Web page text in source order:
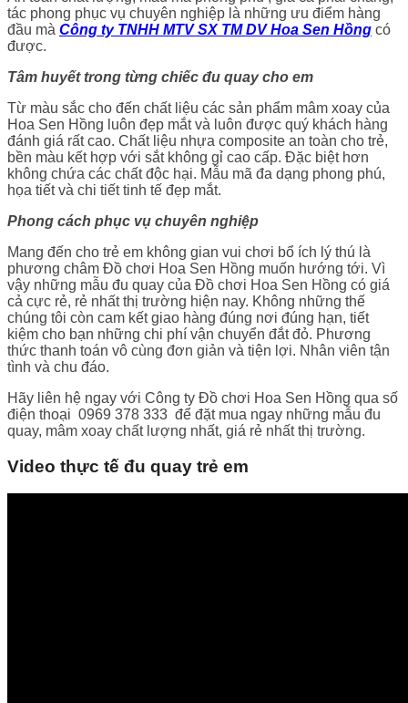
tác phong phục vụ chuyên nghiệp là những ưu điểm hàng
đầu mà Công ty TNHH MTV SX TM DV Hoa Sen Hồng có
được.
Tâm huyết trong từng chiếc đu quay cho em
Từ màu sắc cho đến chất liệu các sản phẩm mâm xoay của
Hoa Sen Hồng luôn đẹp mắt và luôn được quý khách hàng
đánh giá rất cao. Chất liệu nhựa composite an toàn cho trẻ,
bền màu kết hợp với sắt không gỉ cao cấp. Đặc biệt hơn
không chứa các chất độc hại. Mẫu mã đa dạng phong phú,
họa tiết và chi tiết tinh tế đẹp mắt.
Phong cách phục vụ chuyên nghiệp
Mang đến cho trẻ em không gian vui chơi bổ ích lý thú là
phương châm Đồ chơi Hoa Sen Hồng muốn hướng tới. Vì
vậy những mẫu đu quay của Đồ chơi Hoa Sen Hồng có giá
cả cực rẻ, rẻ nhất thị trường hiện nay. Không những thế
chúng tôi còn cam kết giao hàng đúng nơi đúng hạn, tiết
kiệm cho bạn những chi phí vận chuyển đắt đỏ. Phương
thức thanh toán vô cùng đơn giản và tiện lợi. Nhân viên tận
tình và chu đáo.
Hãy liên hệ ngay với Công ty Đồ chơi Hoa Sen Hồng qua số
điện thoại 0969 378 333 để đặt mua ngay những mẫu đu
quay, mâm xoay chất lượng nhất, giá rẻ nhất thị trường.
Video thực tế đu quay trẻ em